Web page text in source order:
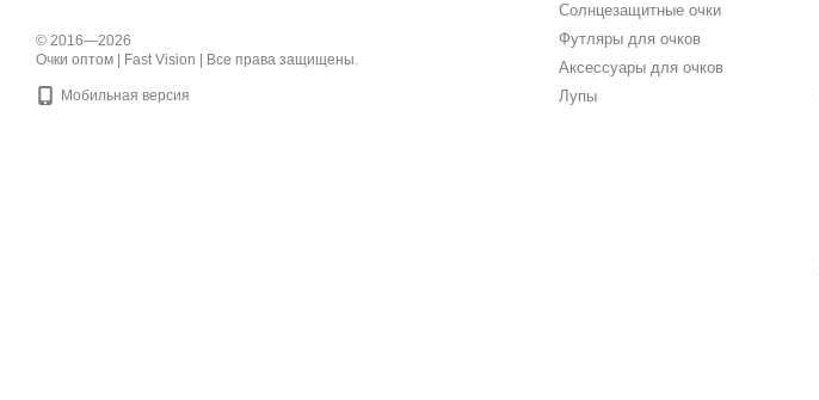
© 2016—2026
Очки оптом | Fast Vision | Все права защищены.
Мобильная версия
Солнцезащитные очки
Футляры для очков
Аксессуары для очков
Лупы